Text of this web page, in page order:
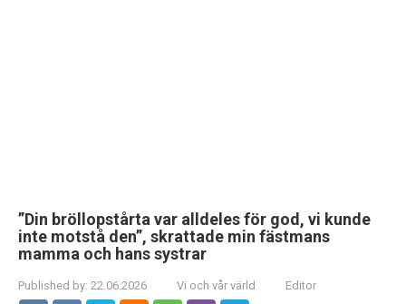
”Din bröllopstårta var alldeles för god, vi kunde
inte motstå den”, skrattade min fästmans
mamma och hans systrar
Published by: 22.06.2026 Vi och vår värld Editor